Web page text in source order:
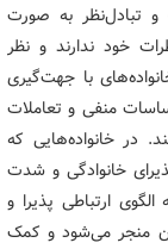
تبادل‌نظر به صورت
خود ندارند و نظر
با جهت‌گیری
منفی و تعاملات
در خانواده‌هایی که
خانوادگی و شدت
ارتباطی پذیرا و
منجر می‌شود و کمک